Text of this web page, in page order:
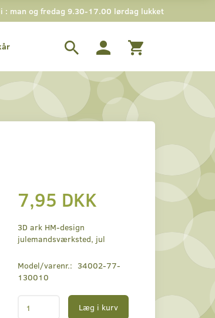
: man og fredag 9.30-17.00 lørdag lukket
7,95 DKK
3D ark HM-design
julemandsværksted, jul
Model/varenr.: 34002-77-
130010
Læg i kurv